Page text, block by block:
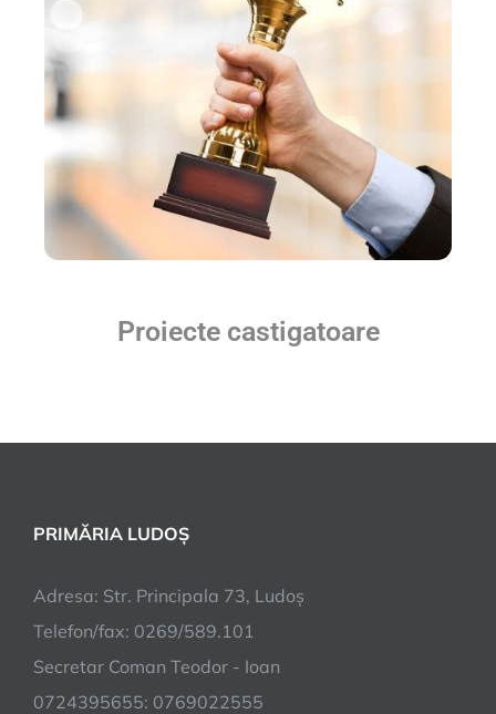
Proiecte castigatoare
PRIMĂRIA LUDOȘ
Adresa: Str. Principala 73, Ludoș
Telefon/fax: 0269/589.101
Secretar Coman Teodor - Ioan
0724395655: 0769022555